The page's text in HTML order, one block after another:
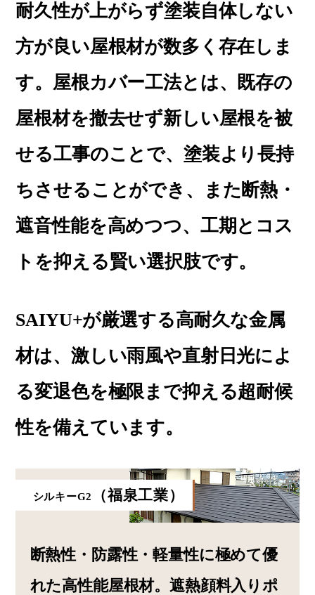
耐久性が上がらず塗装自体しない
方が良い屋根材が数多く存在しま
す。屋根カバー工法とは、既存の
屋根材を撤去せず新しい屋根を被
せる工事のことで、塗装より長持
ちさせることができ、また断熱・
遮音性能を高めつつ、工期とコス
トを抑える賢い選択肢です。
SAIYU+が厳選する高耐久な金属
材は、激しい雨風や直射日光によ
る変退色を極限まで抑える超耐候
性を備えています。
シルキーG2 （福泉工業）
断熱性・防露性・軽量性に極めて優
れた高性能屋根材。遮熱顔料入りポ